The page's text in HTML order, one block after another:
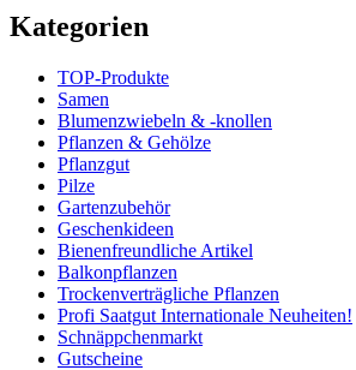
Kategorien
TOP-Produkte
Samen
Blumenzwiebeln & -knollen
Pflanzen & Gehölze
Pflanzgut
Pilze
Gartenzubehör
Geschenkideen
Bienenfreundliche Artikel
Balkonpflanzen
Trockenverträgliche Pflanzen
Profi Saatgut Internationale Neuheiten!
Schnäppchenmarkt
Gutscheine